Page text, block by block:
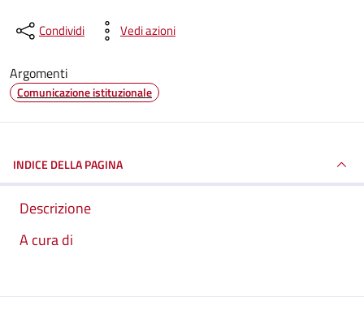
Condividi Vedi azioni
Argomenti
Comunicazione istituzionale
INDICE DELLA PAGINA
Descrizione
A cura di